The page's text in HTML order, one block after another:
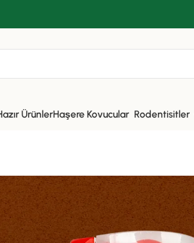
ÜrünlerHaşere Kovucular Rodentisitler